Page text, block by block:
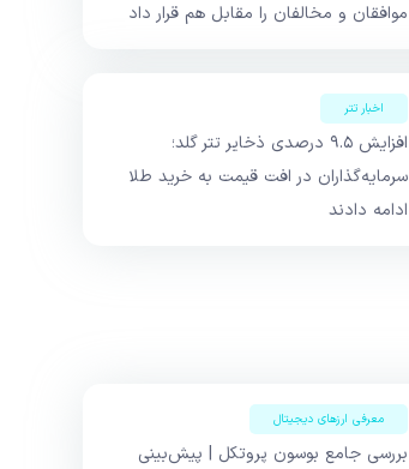
موافقان و مخالفان را مقابل هم قرار داد
اخبار تتر
افزایش ۹.۵ درصدی ذخایر تتر گلد؛
سرمایه‌گذاران در افت قیمت به خرید طلا
ادامه دادند
معرفی ارزهای دیجیتال
بررسی جامع بوسون پروتکل | پیش‌بینی